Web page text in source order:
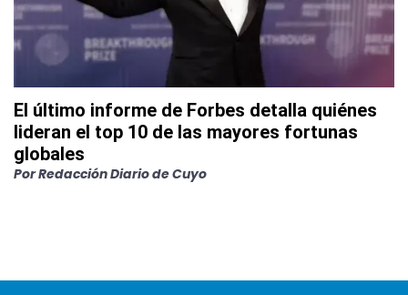
El último informe de Forbes detalla quiénes
lideran el top 10 de las mayores fortunas
globales
PorRedacción Diario de Cuyo